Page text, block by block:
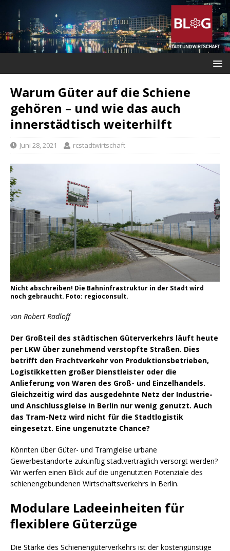
Warum Güter auf die Schiene
gehören – und wie das auch
innerstädtisch weiterhilft
Juni 28, 2021 rcstadtwirtschaft
Nicht abschreiben! Die Bahninfrastruktur in der Stadt wird
noch gebraucht. Foto: regioconsult.
von Robert Radloff
Der Großteil des städtischen Güterverkehrs läuft heute
per LKW über zunehmend verstopfte Straßen. Dies
betrifft den Frachtverkehr von Produktionsbetrieben,
Logistikketten großer Dienstleister oder die
Anlieferung von Waren des Groß- und Einzelhandels.
Gleichzeitig wird das ausgedehnte Netz der Industrie-
und Anschlussgleise in Berlin nur wenig genutzt. Auch
das Tram-Netz wird nicht für die Stadtlogistik
eingesetzt. Eine ungenutzte Chance?
Könnten über Güter- und Tramgleise urbane
Gewerbestandorte zukünftig stadtverträglich versorgt werden?
Wir werfen einen Blick auf die ungenutzten Potenziale des
schienengebundenen Wirtschaftsverkehrs in Berlin.
Modulare Ladeeinheiten für
flexiblere Güterzüge
Die Stärke des Schienengüterverkehrs ist der kostengünstige